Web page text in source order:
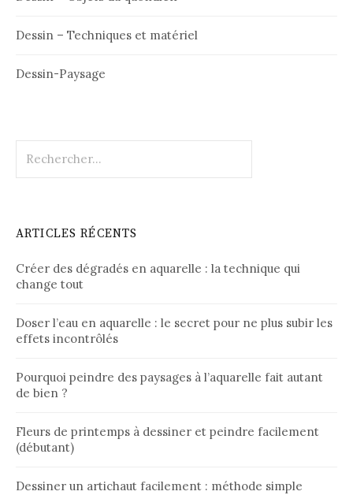
Dessin – Techniques et matériel
Dessin-Paysage
ARTICLES RÉCENTS
Créer des dégradés en aquarelle : la technique qui
change tout
Doser l’eau en aquarelle : le secret pour ne plus subir les
effets incontrôlés
Pourquoi peindre des paysages à l’aquarelle fait autant
de bien ?
Fleurs de printemps à dessiner et peindre facilement
(débutant)
Dessiner un artichaut facilement : méthode simple